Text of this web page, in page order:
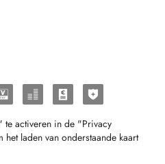
activeren in de "Privacy
laden van onderstaande kaart